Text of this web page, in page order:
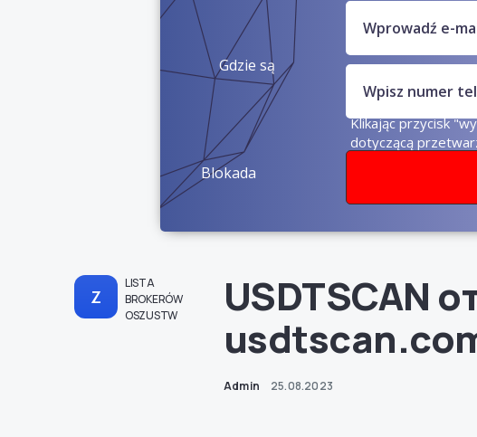
Gdzie są
pieniądze?
Blokada
Klikając przycisk
dotyczącą
Z
LISTA
BROKERÓW
OSZUSTW
USDTSCAN
Admin 25.08.2023